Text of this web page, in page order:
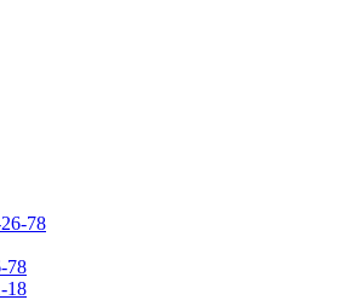
78
78
18